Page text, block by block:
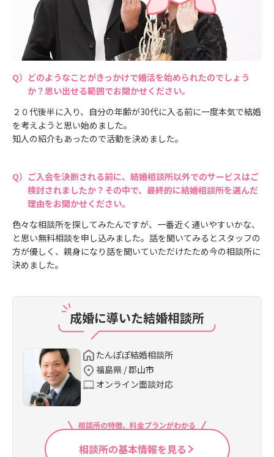
どのようなことがきっかけで婚活を始められたのでしょう
か？思い出せる範囲でお聞かせください。
２０代後半に入り、自分の年齢が30代に入る前に一度本気で結婚
を考えようと思い始めました。
知人の紹介もあったので活動を決めました。
ご入会を決断される前に、結婚相談所以外でのサービスはご
検討されましたか？その中で、最終的に結婚相談所を選んだ
理由をお聞かせください。
色々な相談所を探してみたんですが、一番近く通いやすいかな、
と思い無料相談を申し込みました。話を聞いてみるとスタッフの
方が優しく、親身になり話を聞いていただけたため今の相談所に
決めました。
成婚に導いた結婚相談所
たんぽぽ結婚相談所
福島県 / 郡山市
オンライン面談対応
相談所の特徴、料金プランがわかる
相談所の基本情報を見る